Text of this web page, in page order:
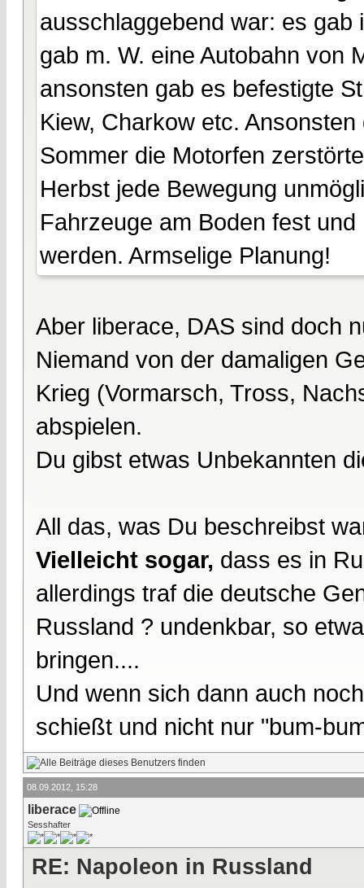
ausschlaggebend war: es
gab m. W. eine Autobahn von
ansonsten gab es befestigte
Kiew, Charkow etc.
Sommer die Motorfen
Herbst jede Bewegung
Fahrzeuge am Boden fest
werden. Armselige Planung!
Aber liberace, DAS sind doch
Niemand von der damaligen
Krieg (Vormarsch, Tross,
abspielen.
Du gibst etwas Unbekannten
All das, was Du beschreibst
Vielleicht sogar, dass es in
allerdings traf die deutsche
Russland ? undenkbar, so
bringen....
Und wenn sich dann auch
schießt und nicht nur "bum-
08.09.2012, 15:28
liberace
Sesshafter
RE: Napoleon in Russland